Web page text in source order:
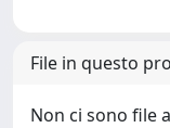
File in questo
Non ci sono file